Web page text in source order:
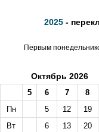
2025 -
Первым
Октябрь 2026
5 6 7
8
Пн
5 12
19
Вт
6 13
20